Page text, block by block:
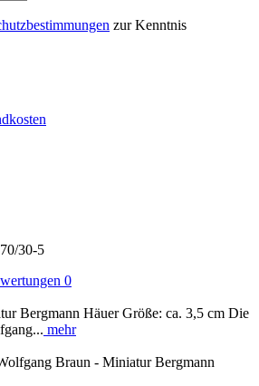
zur Kenntnis
30-5
0
Bergmann Häuer Größe: ca. 3,5 cm Die
mehr
Braun - Miniatur Bergmann